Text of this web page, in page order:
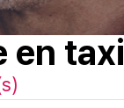
en taxi